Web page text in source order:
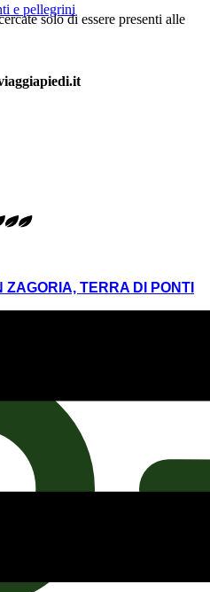
e pellegrini
solo di essere presenti alle
TERRA DI PONTI